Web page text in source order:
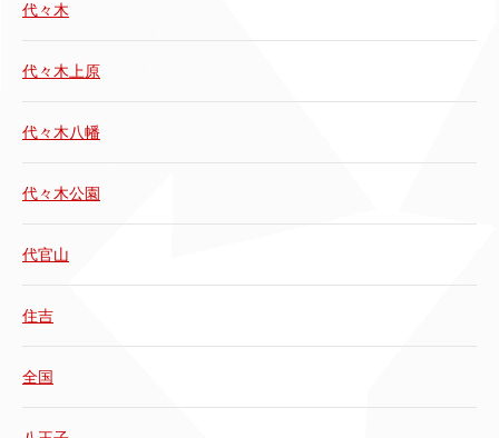
代々木
代々木上原
代々木八幡
代々木公園
代官山
住吉
全国